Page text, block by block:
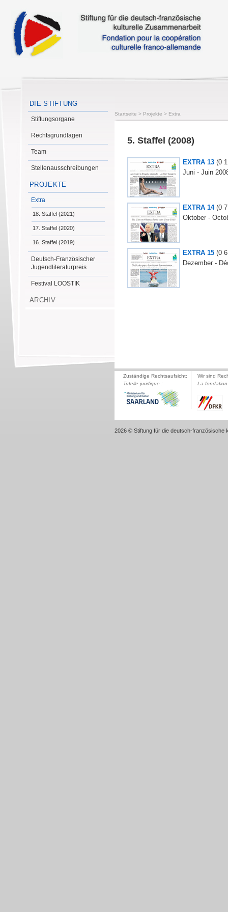
DIE STIFTUNG
Stiftungsorgane
Rechtsgrundlagen
Team
Stellenausschreibungen
PROJEKTE
Extra
18. Staffel (2021)
17. Staffel (2020)
16. Staffel (2019)
Deutsch-Französischer
Jugendliteraturpreis
Festival LOOSTIK
ARCHIV
Startseite > Projekte > Extra
5. Staffel (2008)
EXTRA 13 (0
Juni - Juin
EXTRA 14 (0
Oktober -
EXTRA 15 (0
Dezember -
Zuständige Rechtsaufsicht:
Tutelle juridique :
Wir sind
La
2026 © Stiftung für die deutsch-französische